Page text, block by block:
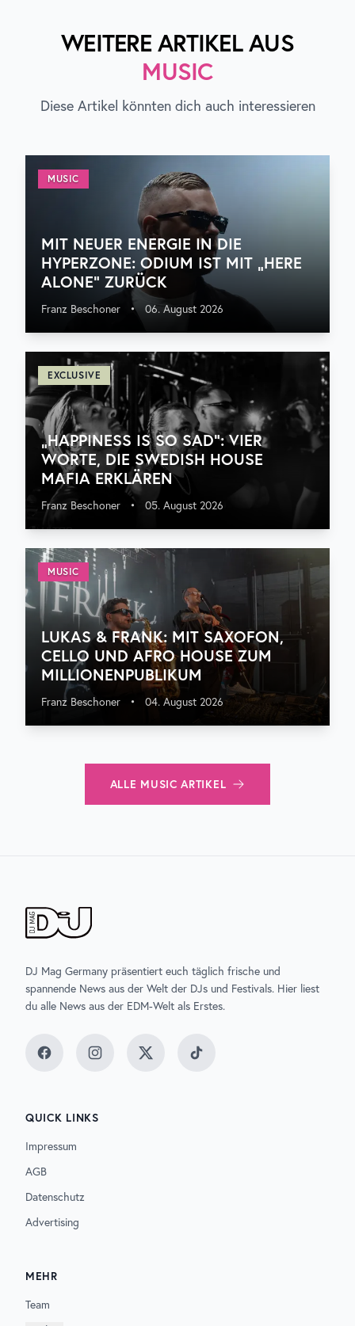
WEITERE ARTIKEL AUS
MUSIC
Diese Artikel könnten dich auch interessieren
MUSIC
MIT NEUER ENERGIE IN DIE
HYPERZONE: ODIUM IST MIT „HERE
ALONE“ ZURÜCK
Franz Beschoner • 06. August 2026
EXCLUSIVE
„HAPPINESS IS SO SAD“: VIER
WORTE, DIE SWEDISH HOUSE
MAFIA ERKLÄREN
Franz Beschoner • 05. August 2026
MUSIC
LUKAS & FRANK: MIT SAXOFON,
CELLO UND AFRO HOUSE ZUM
MILLIONENPUBLIKUM
Franz Beschoner • 04. August 2026
ALLE MUSIC ARTIKEL
DJ Mag Germany präsentiert euch täglich frische und
spannende News aus der Welt der DJs und Festivals. Hier liest
du alle News aus der EDM-Welt als Erstes.
FacebookInstagramTwitter TikTok
QUICK LINKS
Impressum
AGB
Datenschutz
Advertising
MEHR
Team